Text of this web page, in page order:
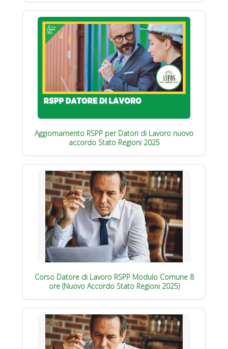
Aggiornamento RSPP per Datori di Lavoro nuovo
accordo Stato Regioni 2025
Corso Datore di Lavoro RSPP Modulo Comune 8
ore (Nuovo Accordo Stato Regioni 2025)